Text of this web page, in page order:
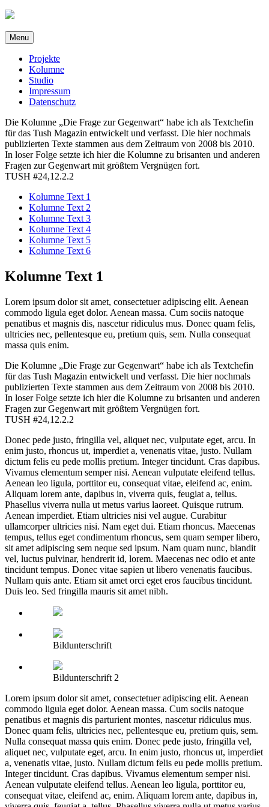
Direkt
Inhalt
Menu
Projekte
Kolumne
Studio
Impressum
Datenschutz
Die Kolumne „Die Frage zur Gegenwart“ habe ich als Textchefin
für das Tush Magazin entwickelt und verfasst. Die hier nochmals
publizierten Texte stammen aus dem Zeitraum von 2008 bis 2010.
In loser Folge setzte ich hier die Kolumne zu brisanten und anderen
Fragen zur Gegenwart mit größtem Vergnügen fort.
TUSH #24,12.2.2
Kolumne Text 1
Kolumne Text 2
Kolumne Text 3
Kolumne Text 4
Kolumne Text 5
Kolumne Text 6
Kolumne Text 1
Lorem ipsum dolor sit amet, consectetuer adipiscing elit. Aenean
commodo ligula eget dolor. Aenean massa. Cum sociis natoque
penatibus et magnis dis, nascetur ridiculus mus. Donec quam felis,
ultricies nec, pellentesque eu, pretium quis, sem. Nulla consequat
massa quis enim.
Die Kolumne „Die Frage zur Gegenwart“ habe ich als Textchefin
für das Tush Magazin entwickelt und verfasst. Die hier nochmals
publizierten Texte stammen aus dem Zeitraum von 2008 bis 2010.
In loser Folge setzte ich hier die Kolumne zu brisanten und anderen
Fragen zur Gegenwart mit größtem Vergnügen fort.
TUSH #24,12.2.2
Donec pede justo, fringilla vel, aliquet nec, vulputate eget, arcu. In
enim justo, rhoncus ut, imperdiet a, venenatis vitae, justo. Nullam
dictum felis eu pede mollis pretium. Integer tincidunt. Cras dapibus.
Vivamus elementum semper nisi. Aenean vulputate eleifend tellus.
Aenean leo ligula, porttitor eu, consequat vitae, eleifend ac, enim.
Aliquam lorem ante, dapibus in, viverra quis, feugiat a, tellus.
Phasellus viverra nulla ut metus varius laoreet. Quisque rutrum.
Aenean imperdiet. Etiam ultricies nisi vel augue. Curabitur
ullamcorper ultricies nisi. Nam eget dui. Etiam rhoncus. Maecenas
tempus, tellus eget condimentum rhoncus, sem quam semper libero,
sit amet adipiscing sem neque sed ipsum. Nam quam nunc, blandit
vel, luctus pulvinar, hendrerit id, lorem. Maecenas nec odio et ante
tincidunt tempus. Donec vitae sapien ut libero venenatis faucibus.
Nullam quis ante. Etiam sit amet orci eget eros faucibus tincidunt.
Duis leo. Sed fringilla mauris sit amet nibh.
Bildunterschrift
Bildunterschrift 2
Lorem ipsum dolor sit amet, consectetuer adipiscing elit. Aenean
commodo ligula eget dolor. Aenean massa. Cum sociis natoque
penatibus et magnis dis parturient montes, nascetur ridiculus mus.
Donec quam felis, ultricies nec, pellentesque eu, pretium quis, sem.
Nulla consequat massa quis enim. Donec pede justo, fringilla vel,
aliquet nec, vulputate eget, arcu. In enim justo, rhoncus ut, imperdiet
a, venenatis vitae, justo. Nullam dictum felis eu pede mollis pretium.
Integer tincidunt. Cras dapibus. Vivamus elementum semper nisi.
Aenean vulputate eleifend tellus. Aenean leo ligula, porttitor eu,
consequat vitae, eleifend ac, enim. Aliquam lorem ante, dapibus in,